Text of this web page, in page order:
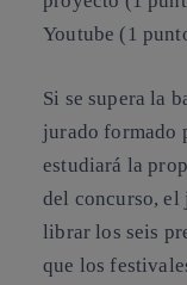
Youtube (1
Si se supera la
jurado formado
estudiará la
del concurso, el
librar los seis
que los